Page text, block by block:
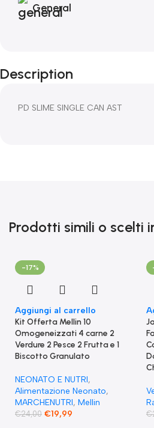
General
Description
PD SLIME SINGLE CAN AST
Prodotti simili o scelti
-17%
Aggiungi al carrello
Kit Offerta Mellin 10
Omogeneizzati 4 carne 2
Verdure 2 Pesce 2 Frutta e 1
Biscotto Granulato
NEONATO E NUTRI,
Alimentazione Neonato,
MARCHENUTRI, Mellin
€24,00 €19,99 €